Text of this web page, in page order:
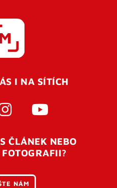
I NA SÍTÍCH
ČLÁNEK NEBO
NÁM